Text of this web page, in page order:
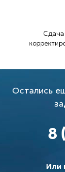
Остались
8
Или